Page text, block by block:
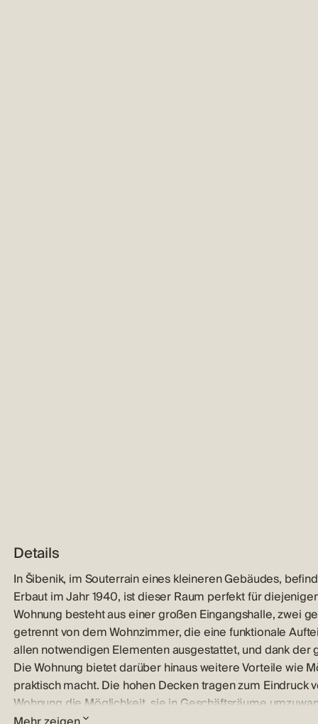
Details
In Šibenik, im Souterrain eines kleineren Gebäudes,
Erbaut im Jahr 1940, ist dieser Raum perfekt für
Wohnung besteht aus einer großen Eingangshalle, zwei
getrennt von dem Wohnzimmer, die eine funktionale
allen notwendigen Elementen ausgestattet, und dank der
Die Wohnung bietet darüber hinaus weitere Vorteile wie
praktisch macht. Die hohen Decken tragen zum
Wohnung die Möglichkeit, sie in Geschäftsräume